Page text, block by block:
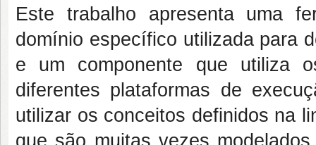
Este trabalho apresenta uma
domínio específico utilizada para
e um componente que utiliza
diferentes plataformas de
utilizar os conceitos definidos na
que são muitas vezes